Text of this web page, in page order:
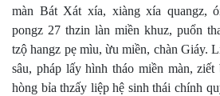
màn Bát Xát xía, xiàng xía quangz,
pongz 27 thzin làn miền khuz, puổn
tzộ hangz pẹ mìu, ừu miền, chàn Giáy.
sâu, pháp lấy hình tháo miền màn,
hòng bỉa thzấy liệp hệ sinh thái chính